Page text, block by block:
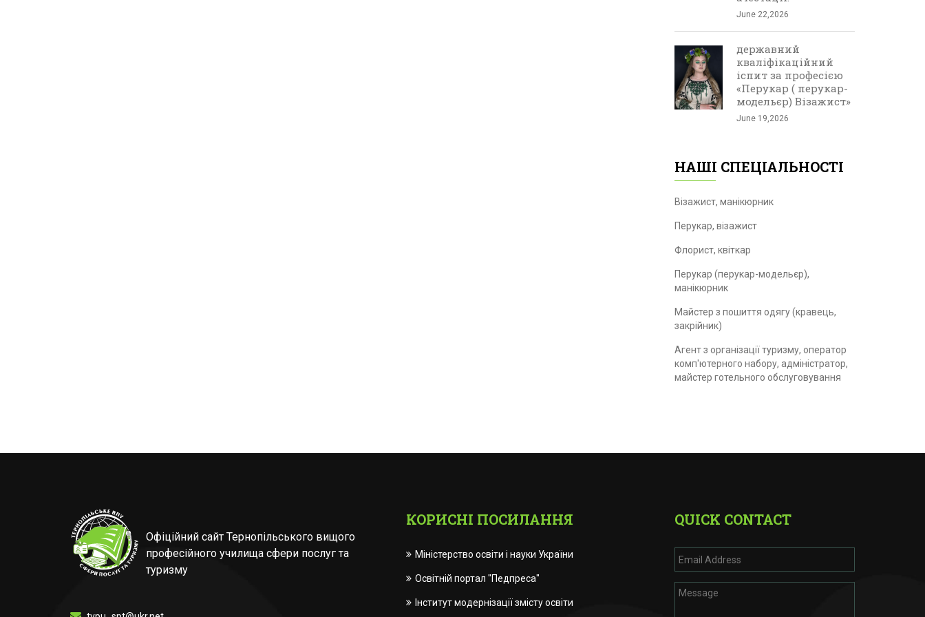
June 22,2026
державний
кваліфікаційний
іспит за професією
«Перукар ( перукар-
модельєр) Візажист»
June 19,2026
НАШІ СПЕЦІАЛЬНОСТІ
Візажист, манікюрник
Перукар, візажист
Флорист, квіткар
Перукар (перукар-модельєр),
манікюрник
Майстер з пошиття одягу (кравець,
закрійник)
Агент з організації туризму, оператор
комп'ютерного набору, адміністратор,
майстер готельного обслуговування
Офіційний сайт Тернопільського вищого
професійного училища сфери послуг та
туризму
КОРИСНІ ПОСИЛАННЯ
Міністерство освіти і науки України
Освітній портал "Педпреса"
Інститут модернізації змісту освіти
QUICK CONTACT